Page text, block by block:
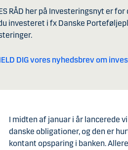
RÅD her på Investeringsnyt er
investeret i fx Danske
DIG vores nyhedsbrev om
I midten af januar i år lancerede
danske obligationer, og den er
kontant opsparing i banken.